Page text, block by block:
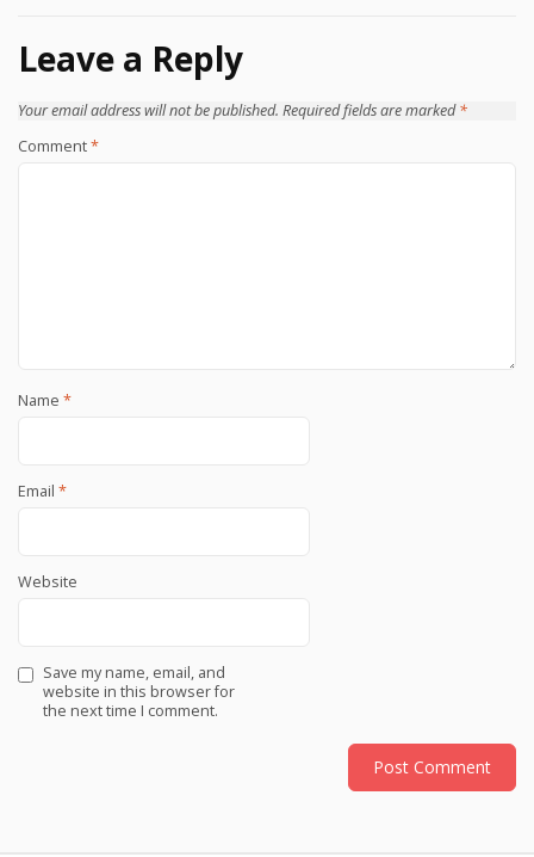
Leave a Reply
Your email address will not be published. Required fields are marked*
Comment*
Name *
Email *
Website
Save my name, email, and
website in this browser for
the next time I comment.